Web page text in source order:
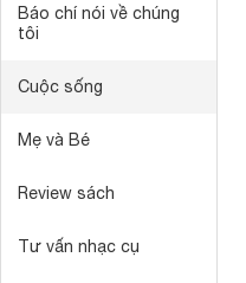
Báo chí nói về chúng
tôi
Cuộc sống
Mẹ và Bé
Review sách
Tư vấn nhạc cụ